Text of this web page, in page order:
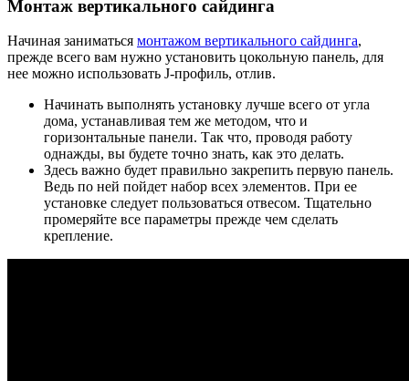
Монтаж вертикального сайдинга
Начиная заниматься монтажом вертикального сайдинга,
прежде всего вам нужно установить цокольную панель, для
нее можно использовать J-профиль, отлив.
Начинать выполнять установку лучше всего от угла
дома, устанавливая тем же методом, что и
горизонтальные панели. Так что, проводя работу
однажды, вы будете точно знать, как это делать.
Здесь важно будет правильно закрепить первую панель.
Ведь по ней пойдет набор всех элементов. При ее
установке следует пользоваться отвесом. Тщательно
промеряйте все параметры прежде чем сделать
крепление.